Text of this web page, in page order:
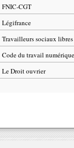
FNIC-CGT
Légifrance
Travailleurs sociaux libres
Code du travail numérique
Le Droit ouvrier